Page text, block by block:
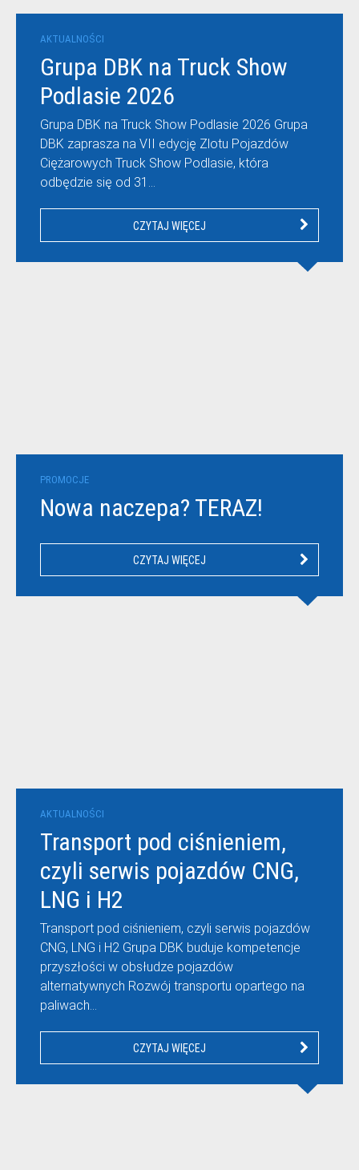
AKTUALNOŚCI
Grupa DBK na Truck Show
Podlasie 2026
Grupa DBK na Truck Show Podlasie 2026 Grupa
DBK zaprasza na VII edycję Zlotu Pojazdów
Ciężarowych Truck Show Podlasie, która
odbędzie się od 31…
CZYTAJ WIĘCEJ
PROMOCJE
Nowa naczepa? TERAZ!
CZYTAJ WIĘCEJ
AKTUALNOŚCI
Transport pod ciśnieniem,
czyli serwis pojazdów CNG,
LNG i H2
Transport pod ciśnieniem, czyli serwis pojazdów
CNG, LNG i H2 Grupa DBK buduje kompetencje
przyszłości w obsłudze pojazdów
alternatywnych Rozwój transportu opartego na
paliwach…
CZYTAJ WIĘCEJ